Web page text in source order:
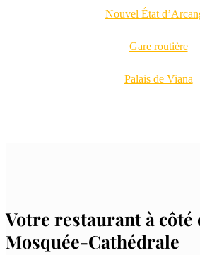
Nouvel État
Gare routière
Palais de Viana
Votre restaurant à côté
Mosquée-Cathédrale